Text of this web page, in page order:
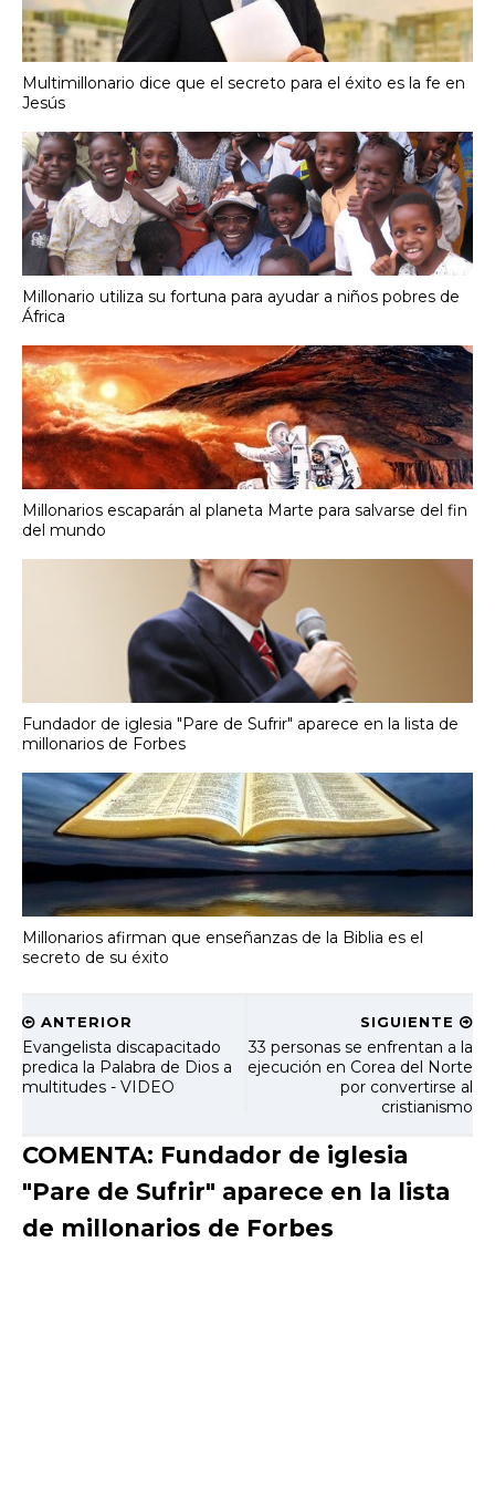
Multimillonario dice que el secreto para el éxito es la fe en
Jesús
Millonario utiliza su fortuna para ayudar a niños pobres de
África
Millonarios escaparán al planeta Marte para salvarse del fin
del mundo
Fundador de iglesia "Pare de Sufrir" aparece en la lista de
millonarios de Forbes
Millonarios afirman que enseñanzas de la Biblia es el
secreto de su éxito
SIGUIENTE
33 personas se enfrentan a la
ejecución en Corea del Norte
por convertirse al
cristianismo
ANTERIOR
Evangelista discapacitado
predica la Palabra de Dios a
multitudes - VIDEO
COMENTA: Fundador de iglesia
"Pare de Sufrir" aparece en la lista
de millonarios de Forbes